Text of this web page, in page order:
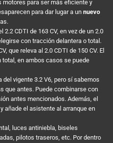
para ser más eficiente y
para dar lugar a un nuevo
CDTI de 163 CV, en vez de un 2.0
con tracción delantera o total.
que releva al 2.0 CDTI de 150 CV. El
en ambos casos se puede
del vigente 3.2 V6, pero sí sabemos
que antes. Puede combinarse con
antes mencionados. Además, el
añade el asistente al arranque en
luces antiniebla, biseles
pilotos traseros, etc. Por dentro